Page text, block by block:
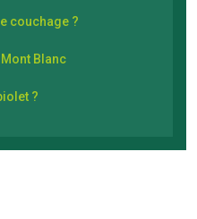
couchage ?
Blanc
?